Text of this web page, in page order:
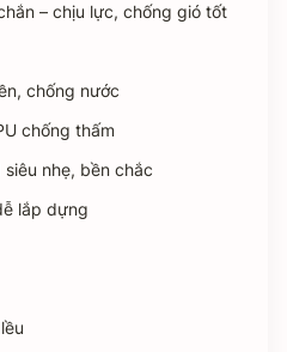
– chịu lực, chống gió tốt
chống nước
chống thấm
nhẹ, bền chắc
lắp dựng